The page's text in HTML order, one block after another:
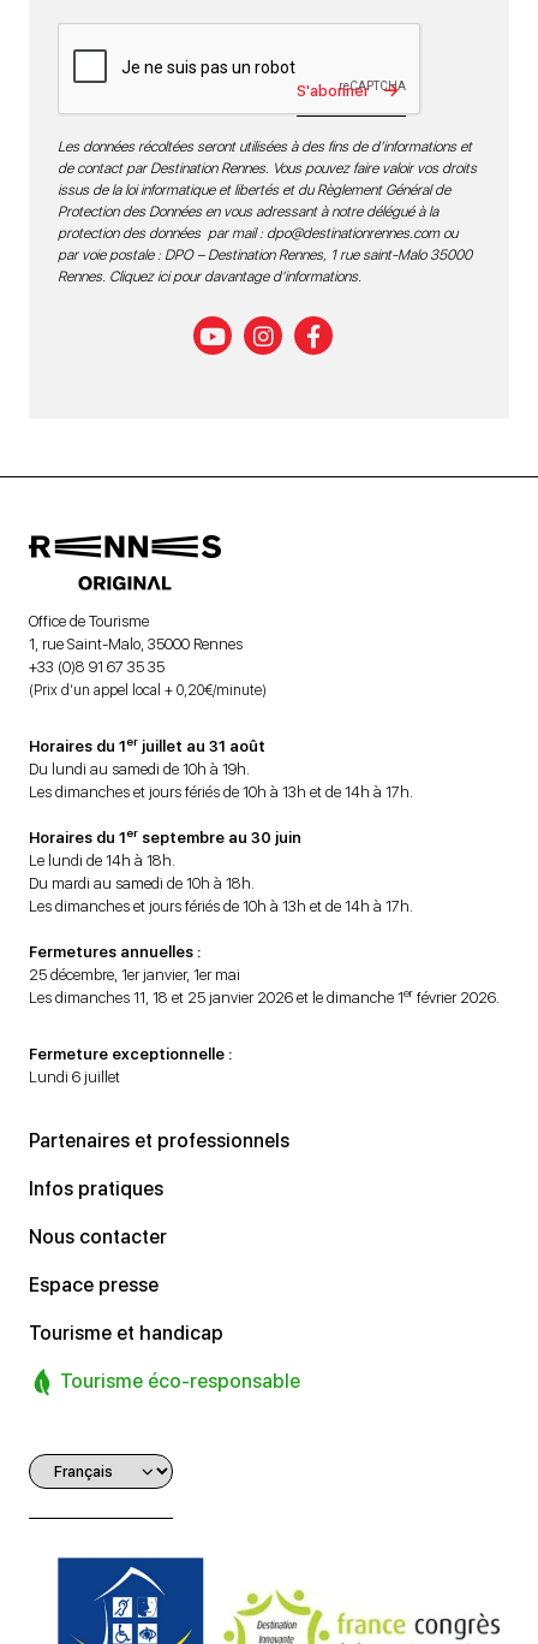
S'abonner
Les données récoltées seront utilisées à des fins de d’informations et
de contact par Destination Rennes. Vous pouvez faire valoir vos droits
issus de la loi informatique et libertés et du Règlement Général de
Protection des Données en vous adressant à notre délégué à la
protection des données par mail : dpo@destinationrennes.comou
par voie postale : DPO – Destination Rennes, 1 rue saint-Malo 35000
Rennes. Cliquez ici pour davantage d’informations.
Office de Tourisme
1, rue Saint-Malo, 35000 Rennes
+33 (0)8 91 67 35 35
(Prix d’un appel local + 0,20€/minute)
Horaires du 1er juillet au 31 août
Du lundi au samedi de 10h à 19h.
Les dimanches et jours fériés de 10h à 13h et de 14h à 17h.
Horaires du 1er septembre au 30 juin
Le lundi de 14h à 18h.
Du mardi au samedi de 10h à 18h.
Les dimanches et jours fériés de 10h à 13h et de 14h à 17h.
Fermetures annuelles :
25 décembre, 1er janvier, 1er mai
Les dimanches 11, 18 et 25 janvier 2026 et le dimanche 1er février 2026.
Fermeture exceptionnelle :
Lundi 6 juillet
Partenaires et professionnels
Infos pratiques
Nous contacter
Espace presse
Tourisme et handicap
Tourisme éco-responsable